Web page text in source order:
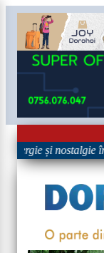
și nostalgie în